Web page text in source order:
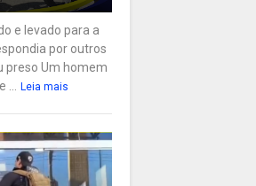
e levado para a
por outros
preso Um homem
... Leia mais